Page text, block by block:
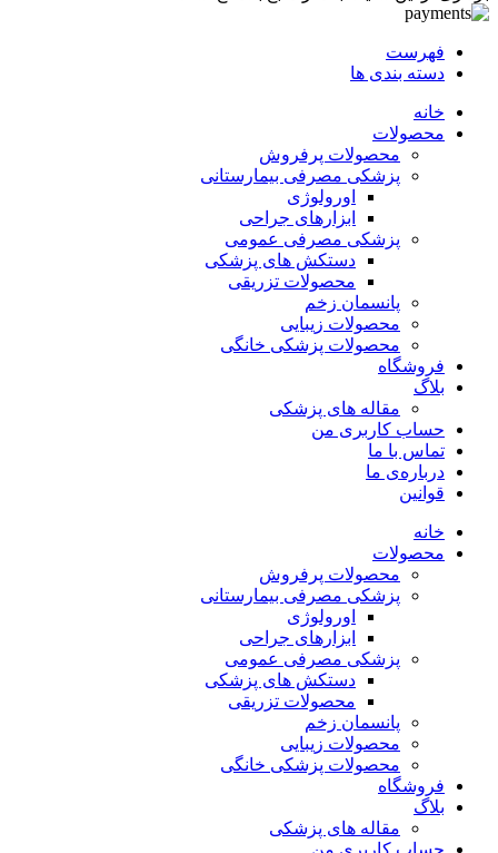
فهرست
دسته بندی ها
خانه
محصولات
محصولات پرفروش
پزشکی مصرفی بیمارستانی
اورولوژی
ابزارهای جراحی
پزشکی مصرفی عمومی
دستکش های پزشکی
محصولات تزریقی
پانسمان زخم
محصولات زیبایی
محصولات پزشکی خانگی
فروشگاه
بلاگ
مقاله های پزشکی
حساب کاربری من
تماس با ما
درباره‌ی ما
قوانین
خانه
محصولات
محصولات پرفروش
پزشکی مصرفی بیمارستانی
اورولوژی
ابزارهای جراحی
پزشکی مصرفی عمومی
دستکش های پزشکی
محصولات تزریقی
پانسمان زخم
محصولات زیبایی
محصولات پزشکی خانگی
فروشگاه
بلاگ
مقاله های پزشکی